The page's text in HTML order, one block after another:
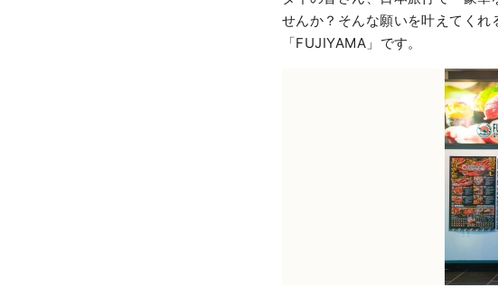
せんか？そんな願いを叶えてく
「FUJIYAMA」です。